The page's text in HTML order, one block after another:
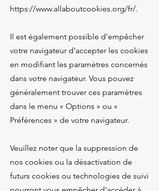
https://www.allaboutcookies.org/fr/.
Il est également possible d'empêcher
votre navigateur d'accepter les cookies
en modifiant les paramètres concernés
dans votre navigateur. Vous pouvez
généralement trouver ces paramètres
dans le menu « Options » ou «
Préférences » de votre navigateur.
Veuillez noter que la suppression de
nos cookies ou la désactivation de
futurs cookies ou technologies de suivi